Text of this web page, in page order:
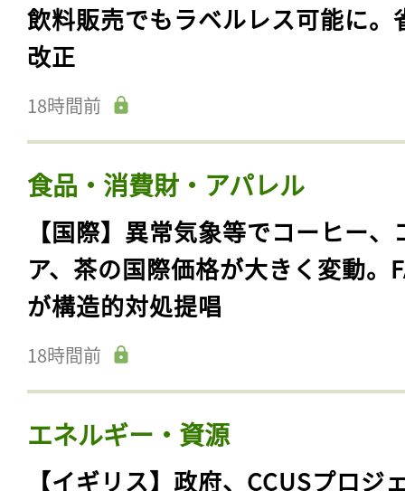
飲料販売でもラベルレス可能に。
改正
18時間前
食品・消費財・アパレル
【国際】異常気象等でコーヒー、
ア、茶の国際価格が大きく変動。
が構造的対処提唱
18時間前
エネルギー・資源
【イギリス】政府、CCUSプロジ